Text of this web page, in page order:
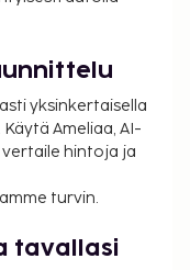
yksinkertaisella
Ameliaa, AI-
hintoja ja
turvin.
tavallasi